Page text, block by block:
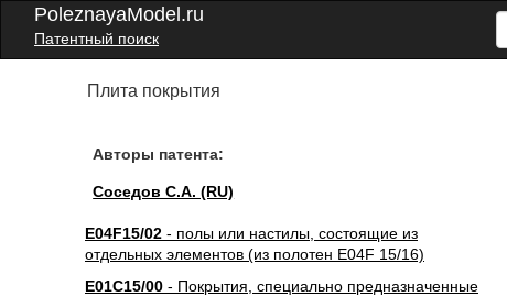
PoleznayaModel.ru
Патентный поиск
Плита покрытия
Авторы патента:
Соседов С.А. (RU)
E04F15/02 - полы или настилы, состоящие из
отдельных элементов (из полотен E04F 15/16)
E01C15/00 - Покрытия, специально предназначенные